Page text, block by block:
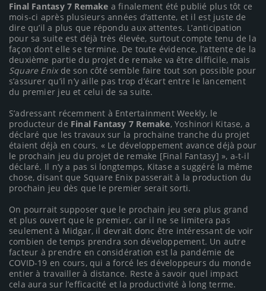
Final Fantasy 7 Remake a finalement été publié plus tôt ce
mois-ci après plusieurs années d’attente, et il est juste de
dire qu’il a plus que répondu aux attentes. L’anticipation
pour sa suite est déjà très élevée, surtout compte tenu de la
façon dont elle se termine. De toute évidence, l’attente de la
deuxième partie du projet de remake va être difficile, mais
Square Enixde son côté semble faire tout son possible pour
s’assurer qu’il n’y aille pas trop d’écart entre le lancement
du premier jeu et celui de sa suite.
S’adressant récemment à Entertainment Weekly, le
producteur de Final Fantasy 7 Remake, Yoshinori Kitase, a
déclaré que les travaux sur la prochaine tranche du projet
étaient déjà en cours. « Le développement avance déjà pour
le prochain jeu du projet de remake [Final Fantasy] », a-t-il
déclaré. Il n’y a pas si longtemps, Kitase a suggéré la même
chose, disant que Square Enix passerait à la production du
prochain jeu dès que le premier serait sorti.
On pourrait supposer que le prochain jeu sera plus grand
et plus ouvert que le premier, car il ne se limitera pas
seulement à Midgar, il devrait donc être intéressant de voir
combien de temps prendra son développement. Un autre
facteur à prendre en considération est la pandémie de
COVID-19 en cours, qui a forcé les développeurs du monde
entier à travailler à distance. Reste à savoir quel impact
cela aura sur l’efficacité et la productivité à long terme.